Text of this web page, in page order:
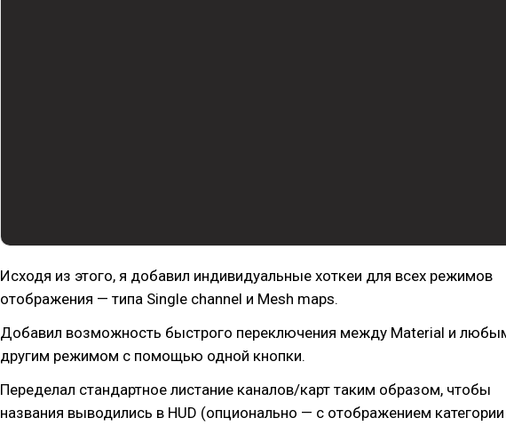
Исходя из этого, я добавил индивидуальные хоткеи для всех режимов
отображения — типа Single channel и Mesh maps.
Добавил возможность быстрого переключения между Material и
другим режимом с помощью одной кнопки.
Переделал стандартное листание каналов/карт таким образом, чтобы
названия выводились в HUD (опционально — с отображением категории